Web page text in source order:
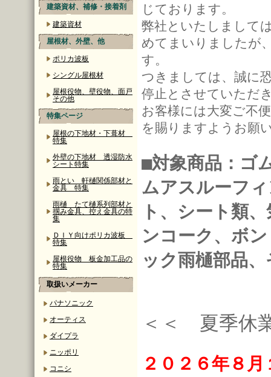
建築資材、補修・接着剤
建築資材
屋根材、外壁、他
ポリカ波板
シングル屋根材
屋根役物、壁役物、面戸
その他
特集ページ
屋根の下地材・下葺材
特集
外壁の下地材 透湿防水
シート特集
雨とい 軒樋関係部材と
金具 特集
雨樋 たて樋系列部材と
掴み金具、控え金具の特
集
ＤＩＹ向けポリカ波板
特集
屋根役物 板金加工品の
特集
取扱いメーカー
パナソニック
オーティス
ダイプラ
ニッポリ
コニシ
じております。
弊社といたしまして
めてまいりましたが
す。
つきましては、誠に
停止とさせていただ
お客様には大変ご不
を賜りますようお願
■対象商品：ゴ
ムアスルーフ
ト、シート類
ンコーク、ボ
ック雨樋部品
＜＜ 夏季
２０２６年８